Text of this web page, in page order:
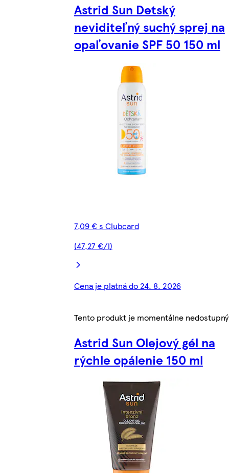
Astrid Sun Detský
neviditeľný suchý sprej na
opaľovanie SPF 50 150 ml
7,09 € s Clubcard
(47,27 €/l)
Cena je platná do 24. 8. 2026
Tento produkt je momentálne nedostupný
Astrid Sun Olejový gél na
rýchle opálenie 150 ml